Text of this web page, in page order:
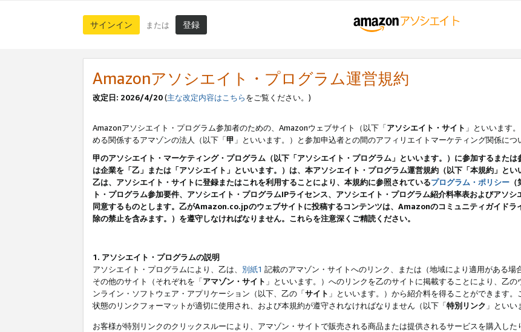
サインイン または 登録
Amazonアソシエイト・プログラム運営規約
改定日: 2026/4/20(主な改定内容はこちらをご覧ください。)
Amazonアソシエイト・プログラム参加者のための、Amazonウェブサイト（以下「アソシエイト・サイト 」といいます
める関係するアマゾンの法人（以下「甲 」といいます。）と参加申込者との間のアフィリエイトマーケティング関係につ
甲のアソシエイト・マーケティング・プログラム（以下「アソシエイト・プログラム」といいます。）に参加するまた
は企業を「乙」または「アソシエイト」といいます。）は、本アソシエイト・プログラム運営規約（以下「本規約」とい
乙は、アソシエイト・サイトに登録またはこれを利用することにより、本規約に参照されているプログラム・ポリシー
ト・プログラム参加要件、アソシエイト・プログラムIPライセンス、アソシエイト・プログラム紹介料率表およびアソ
同意するものとします。乙がAmazon.co.jpのウェブサイトに投稿するコンテンツは、Amazonのコミュニティガイドラ
除の禁止を含みます。）を遵守しなければなりません。これらを注意深くご精読ください。
1. アソシエイト・プログラムの説明
アソシエイト・プログラムにより、乙は、 別紙1 記載のアマゾン・サイトへのリンク、または（地域により適用がある場
その他のサイト（それぞれを「アマゾン・サイト 」といいます。）へのリンクを乙のサイトに掲載することにより、乙
ンライン・ソフトウェア・アプリケーション（以下、乙の「サイト 」といいます。）から紹介料を得ることができます
状態のリンクフォーマットが適切に使用され、および本規約が遵守されなければなりません（以下「特別リンク 」といい
お客様が特別リンクのクリックスルーにより、アマゾン・サイトで販売される商品または提供されるサービスを購入した